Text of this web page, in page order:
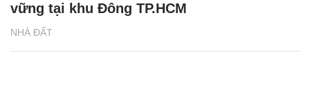
NHÀ ĐẤT
vững tại khu Đông TP.HCM